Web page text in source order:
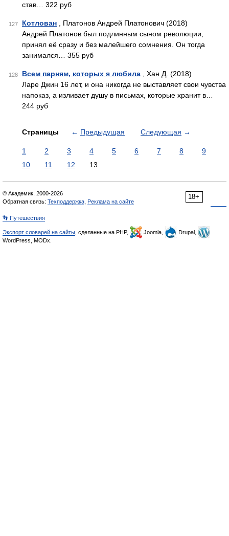
став… 322 руб
127 Котлован , Платонов Андрей Платонович (2018)
Андрей Платонов был подлинным сыном революции,
принял её сразу и без малейшего сомнения. Он тогда
занимался… 355 руб
128 Всем парням, которых я любила , Хан Д. (2018)
Ларе Джин 16 лет, и она никогда не выставляет свои чувства
напоказ, а изливает душу в письмах, которые хранит в…
244 руб
Страницы ← Предыдущая Следующая →
1 2 3 4 5 6 7 8
9
10
11 12 13
18+
© Академик, 2000-2026
Обратная связь: Техподдержка Реклама на сайте
👣 Путешествия
Экспорт словарей на сайты , сделанные на PHP, Joomla,
Drupal,
WordPress, MODx.